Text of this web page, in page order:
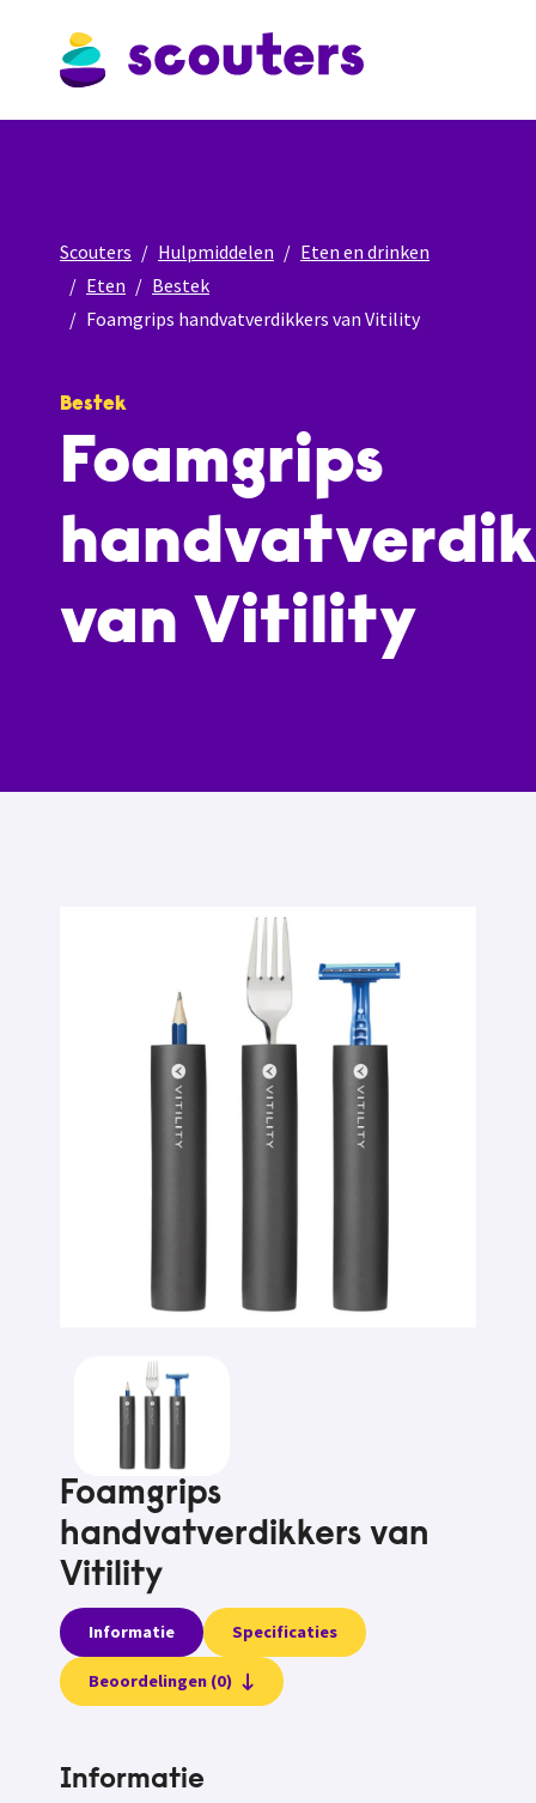
Scouters Hulpmiddelen
Eten en drinken
Eten
Bestek
Foamgrips handvatverdikkers van Vitility
Bestek
Foamgrips
van Vitility
Foamgrips
handvatverdikkers van
Vitility
Informatie Specificaties
Beoordelingen (0)
Informatie